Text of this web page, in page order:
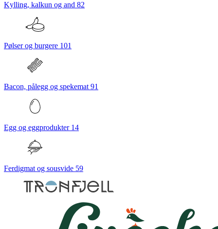
Kylling, kalkun og and 82
Pølser og burgere 101
Bacon, pålegg og spekemat 91
Egg og eggprodukter 14
Ferdigmat og sousvide 59